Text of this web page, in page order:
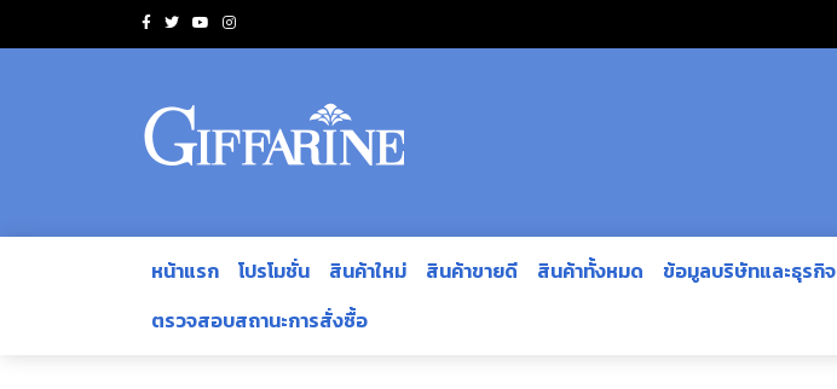
หน้าแรก โปรโมชั่น สินค้าใหม่ สินค้าขายดี สินค้าทั้งหมด ข้อมูลบริษัทและธุรกิจ
ตรวจสอบสถานะการสั่งซื้อ